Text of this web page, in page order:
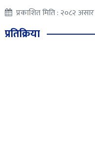
प्रकाशित मिति : २०८२
प्रतिक्रिया